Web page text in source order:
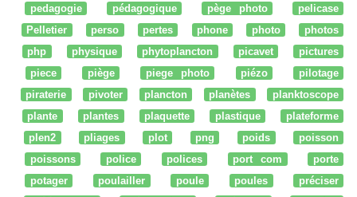
pedagogie
pédagogique pège photo
pelicase
Pelletier
perso pertes phone photo
photos
php
physique phytoplancton picavet
pictures
piece
piège piege photo piézo
pilotage
piraterie
pivoter plancton planètes
planktoscope
plante
plantes plaquette plastique
plateforme
plen2
pliages plot png poids
poisson
poissons
police polices port com
porte
potager
poulailler poule poules
préciser